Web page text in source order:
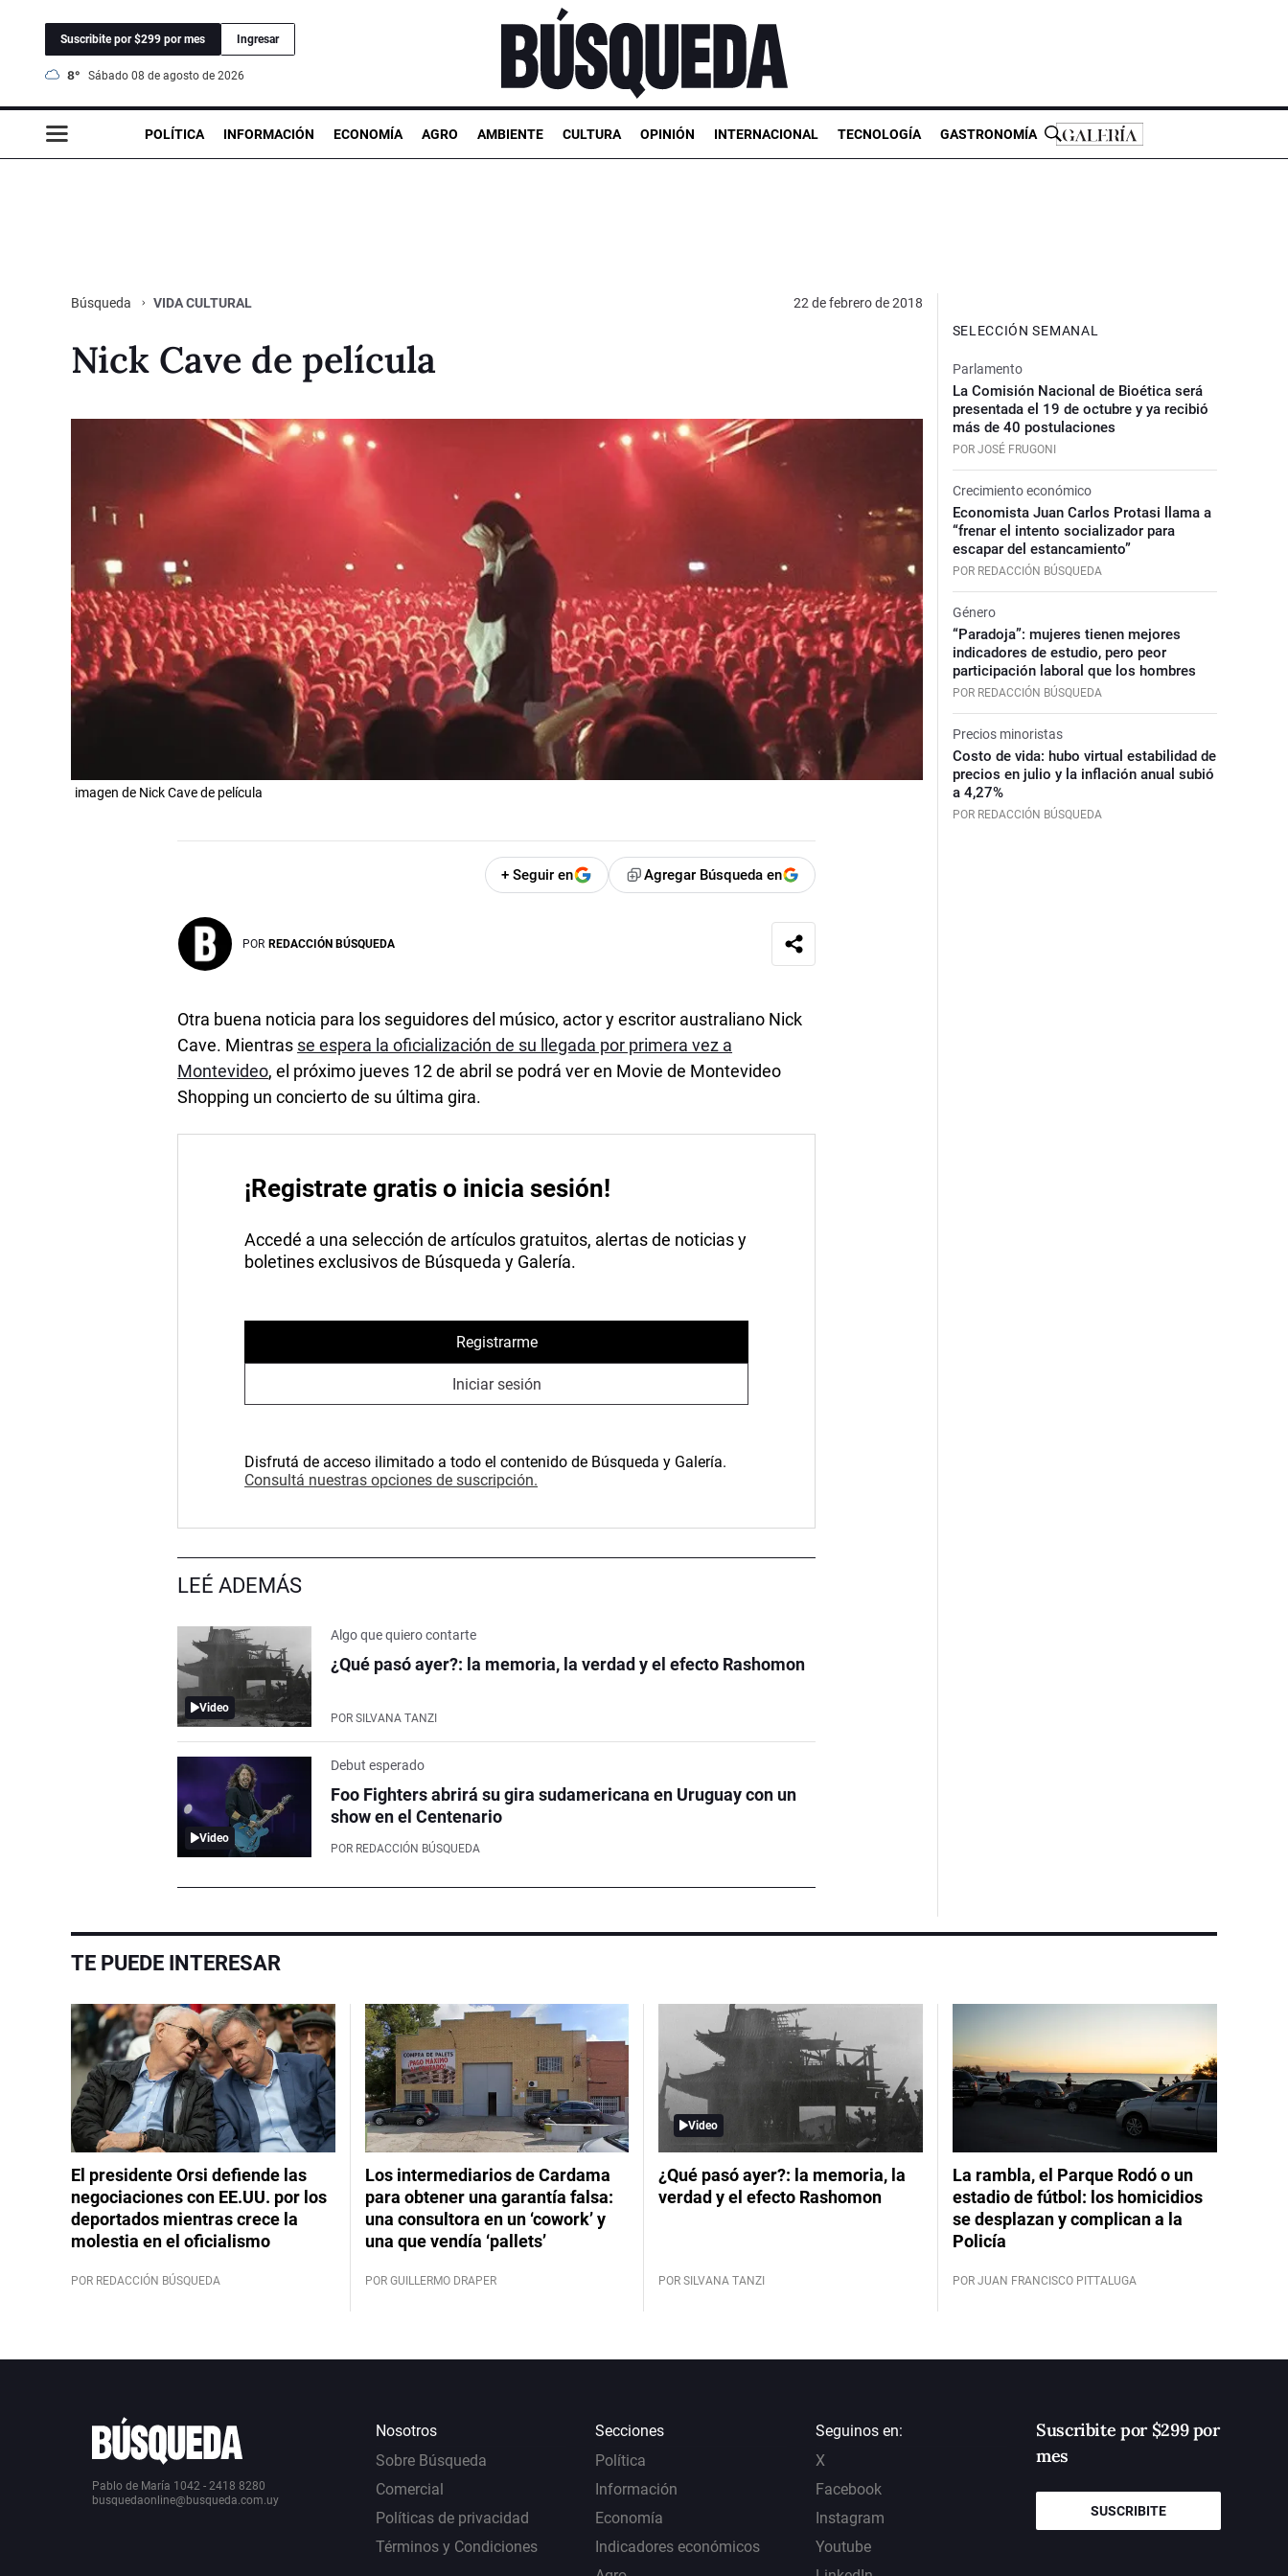
Suscribite por $299 por mes Ingresar
8° sábado 08 de agosto de 2026
POLÍTICA INFORMACIÓN ECONOMÍA AGRO AMBIENTE CULTURA OPINIÓN INTERNACIONAL TECNOLOGÍA GASTRONOMÍA
Búsqueda VIDA CULTURAL 22 de febrero de 2018
Nick Cave de película
imagen de Nick Cave de película
+ Seguir en Agregar Búsqueda en
POR REDACCIÓN BÚSQUEDA
Otra buena noticia para los seguidores del músico, actor y escritor australiano Nick
Cave. Mientras se espera la oficialización de su llegada por primera vez a
Montevideo, el próximo jueves 12 de abril se podrá ver en Movie de Montevideo
Shopping un concierto de su última gira.
¡Registrate gratis o inicia sesión!
Accedé a una selección de artículos gratuitos, alertas de noticias y
boletines exclusivos de Búsqueda y Galería.
Registrarme
Iniciar sesión
Disfrutá de acceso ilimitado a todo el contenido de Búsqueda y Galería.
Consultá nuestras opciones de suscripción.
LEÉ ADEMÁS
Video
Algo que quiero contarte
¿Qué pasó ayer?: la memoria, la verdad y el efecto Rashomon
POR SILVANA TANZI
Video
Debut esperado
Foo Fighters abrirá su gira sudamericana en Uruguay con un
show en el Centenario
POR REDACCIÓN BÚSQUEDA
SELECCIÓN SEMANAL
Parlamento
La Comisión Nacional de Bioética será
presentada el 19 de octubre y ya recibió
más de 40 postulaciones
POR JOSÉ FRUGONI
Crecimiento económico
Economista Juan Carlos Protasi llama a
“frenar el intento socializador para
escapar del estancamiento”
POR REDACCIÓN BÚSQUEDA
Género
“Paradoja”: mujeres tienen mejores
indicadores de estudio, pero peor
participación laboral que los hombres
POR REDACCIÓN BÚSQUEDA
Precios minoristas
Costo de vida: hubo virtual estabilidad de
precios en julio y la inflación anual subió
a 4,27%
POR REDACCIÓN BÚSQUEDA
TE PUEDE INTERESAR
El presidente Orsi defiende las
negociaciones con EE.UU. por los
deportados mientras crece la
molestia en el oficialismo
POR REDACCIÓN BÚSQUEDA
Los intermediarios de Cardama
para obtener una garantía falsa:
una consultora en un ‘cowork’ y
una que vendía ‘pallets’
POR GUILLERMO DRAPER
Video
¿Qué pasó ayer?: la memoria, la
verdad y el efecto Rashomon
POR SILVANA TANZI
La rambla, el Parque Rodó o un
estadio de fútbol: los homicidios
se desplazan y complican a la
Policía
POR JUAN FRANCISCO PITTALUGA
Pablo de María 1042 - 2418 8280
busquedaonline@busqueda.com.uy
Nosotros
Sobre Búsqueda
Comercial
Políticas de privacidad
Términos y Condiciones
Secciones
Política
Información
Economía
Indicadores económicos
Seguinos en:
X
Facebook
Instagram
Youtube
Suscribite por $299 por
mes
SUSCRIBITE